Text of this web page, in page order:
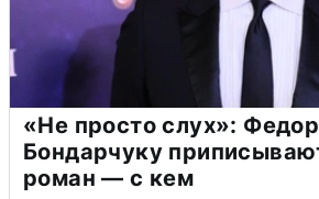
«Не просто слух»:
Бондарчуку
роман — с кем